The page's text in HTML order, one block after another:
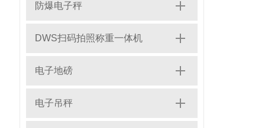
防爆电子秤
DWS扫码拍照称重一体机
电子地磅
电子吊秤